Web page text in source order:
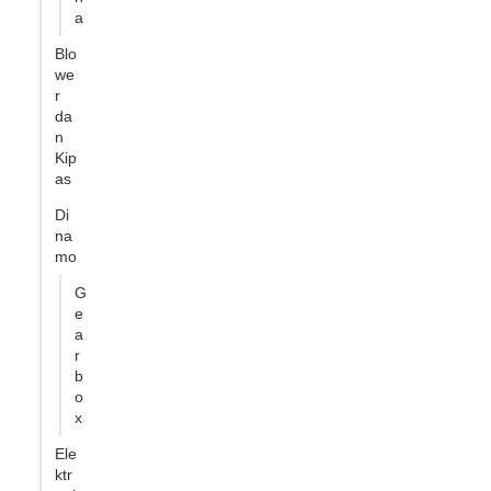
a
Blo
we
r
da
n
Kip
as
Di
na
mo
G
e
a
r
b
o
x
Ele
ktr